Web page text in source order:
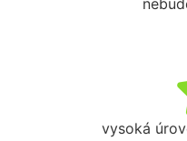
vysoká